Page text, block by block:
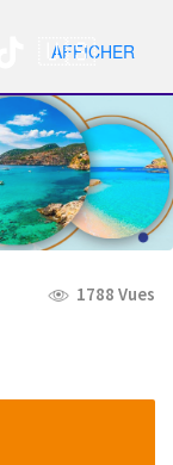
🇺🇸 Nav
1788 Vues
AFFICHER